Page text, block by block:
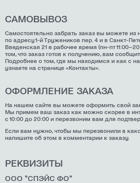
САМОВЫВОЗ
Самостоятельно забрать заказ вы можете
по адресу 1-й Тружеников пер. 4 и в Санкт-
Введенская 21 в рабочее время (пн-пт
том, что заказ готов к получению, вам
Подробнее о том, где мы находимся и как с
узнаете на странице «Контакты».
ОФОРМЛЕНИЕ ЗАКАЗА
На нашем сайте вы можете оформить свой
Мы примем ваш заказ как можно скорее в
с 10:00 до 20:00 и перезвоним вам для
Если вам нужно, чтобы мы перезвонили в
напишите об этом в комментарии к заказу.
РЕКВИЗИТЫ
ООО "СПЭЙС ФО"